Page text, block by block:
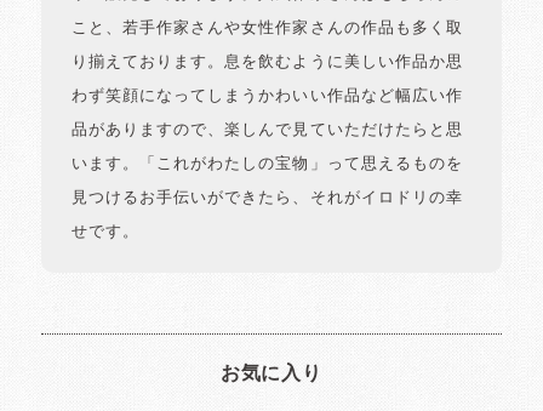
こと、若手作家さんや女性作家さんの作品も多く取
り揃えております。息を飲むように美しい作品か思
わず笑顔になってしまうかわいい作品など幅広い作
品がありますので、楽しんで見ていただけたらと思
います。「これがわたしの宝物」って思えるものを
見つけるお手伝いができたら、それがイロドリの幸
せです。
お気に入り